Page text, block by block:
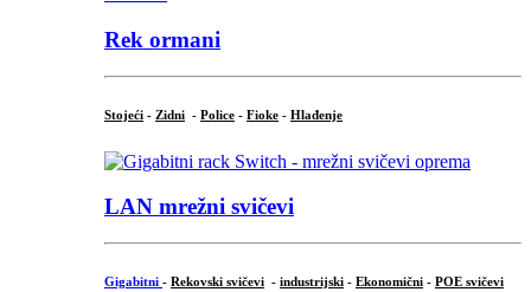
Rek ormani
Stojeći - Zidni - Police - Fioke - Hlađenje
LAN mrežni svičevi
Gigabitni - Rekovski svičevi - industrijski - Ekonomični - POE svičevi